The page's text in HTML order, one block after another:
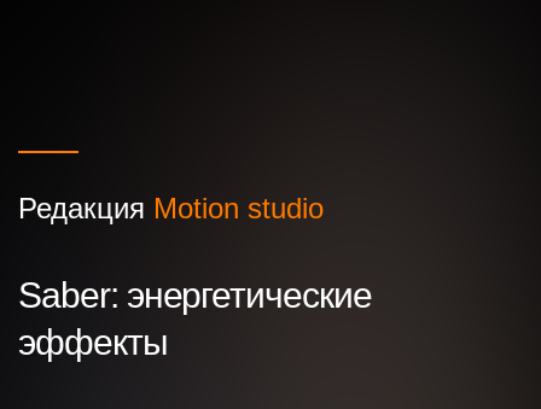
Редакция Motion studio
Saber: энергетические
эффекты
Ваш номер телефона